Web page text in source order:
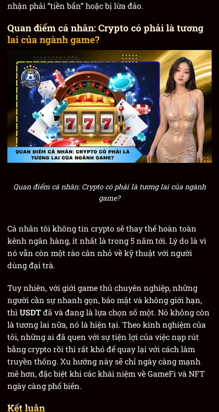
nhận phải “tiền bẩn” hoặc bị lừa đảo.
Quan điểm cá nhân: Crypto có phải là tương
lai của ngành game?
Quan điểm cá nhân: Crypto có phải là tương lai của ngành
game?
Cá nhân tôi không tin crypto sẽ thay thế hoàn toàn
kênh ngân hàng, ít nhất là trong 5 năm tới. Lý do là vì
nó vẫn còn một rào cản nhỏ về kỹ thuật với người
dùng đại trà.
Tuy nhiên, với giới game thủ chuyên nghiệp, những
người cần sự nhanh gọn, bảo mật và không giới hạn,
thì USDTđã và đang là lựa chọn số một. Nó không còn
là tương lai nữa, nó là hiện tại. Theo kinh nghiệm của
tôi, những ai đã quen với sự tiện lợi của việc nạp rút
bằng crypto rồi thì rất khó để quay lại với cách làm
truyền thống. Xu hướng này sẽ chỉ ngày càng mạnh
mẽ hơn, đặc biệt khi các khái niệm về GameFi và NFT
ngày càng phổ biến.
Kết luận